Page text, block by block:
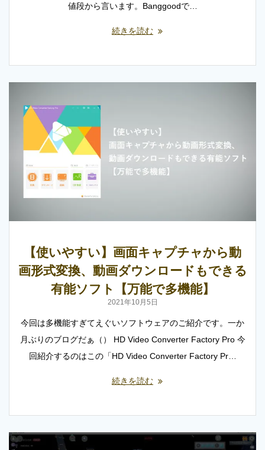
値段から言います。Banggoodで…
続きを読む
【使いやすい】画面キャプチャから動
画形式変換、動画ダウンロードもできる
有能ソフト【万能で多機能】
2021年10月5日
今回は多機能すぎてえぐいソフトウェアのご紹介です。一か
月ぶりのブログだぁ（） HD Video Converter Factory Pro 今
回紹介するのはこの「HD Video Converter Factory Pr…
続きを読む